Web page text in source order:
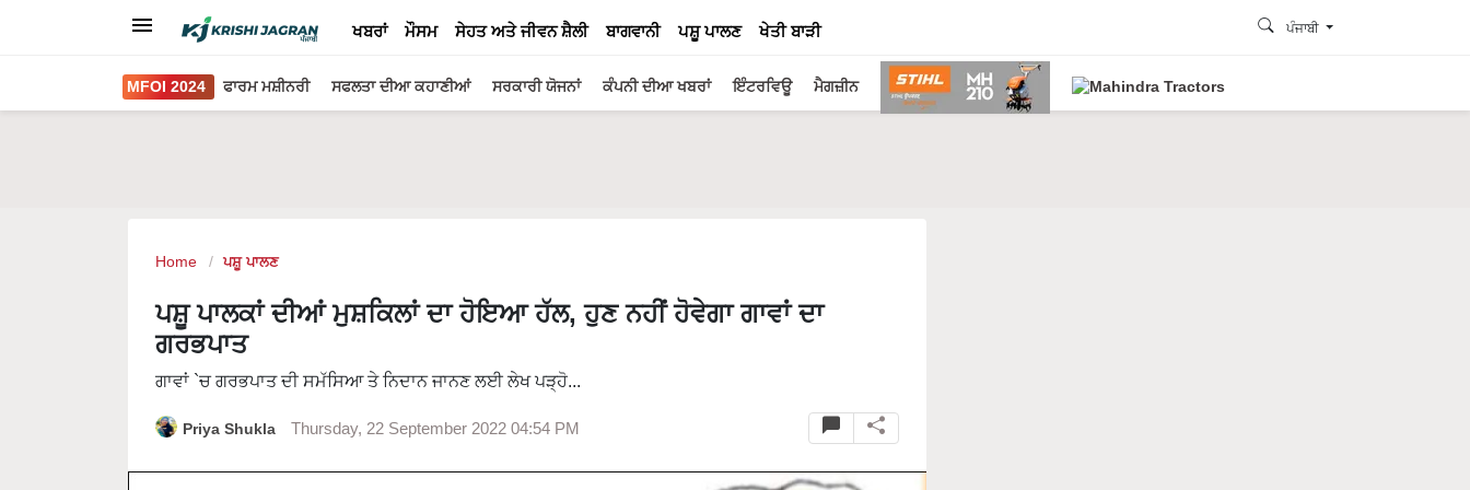
ਖਬਰਾਂ ਮੌਸਮ ਸੇਹਤ ਅਤੇ ਜੀਵਨ ਸ਼ੈਲੀ ਬਾਗਵਾਨੀ ਪਸ਼ੂ ਪਾਲਣ ਖੇਤੀ ਬਾੜੀ ਪੰਜਾਬੀ
MFOI 2024 ਫਾਰਮ ਮਸ਼ੀਨਰੀ ਸਫਲਤਾ ਦੀਆ ਕਹਾਣੀਆਂ ਸਰਕਾਰੀ ਯੋਜਨਾਂ ਕੰਪਨੀ ਦੀਆ ਖਬਰਾਂ ਇੰਟਰਵਿਊ ਮੈਗਜ਼ੀਨ
Home ਪਸ਼ੂ ਪਾਲਣ
ਪਸ਼ੂ ਪਾਲਕਾਂ ਦੀਆਂ ਮੁਸ਼ਕਿਲਾਂ ਦਾ ਹੋਇਆ ਹੱਲ, ਹੁਣ ਨਹੀਂ ਹੋਵੇਗਾ ਗਾਵਾਂ ਦਾ
ਗਰਭਪਾਤ
ਗਾਵਾਂ `ਚ ਗਰਭਪਾਤ ਦੀ ਸਮੱਸਿਆ ਤੇ ਨਿਦਾਨ ਜਾਨਣ ਲਈ ਲੇਖ ਪੜ੍ਹੋ...
Priya Shukla Thursday, 22 September 2022 04:54 PM